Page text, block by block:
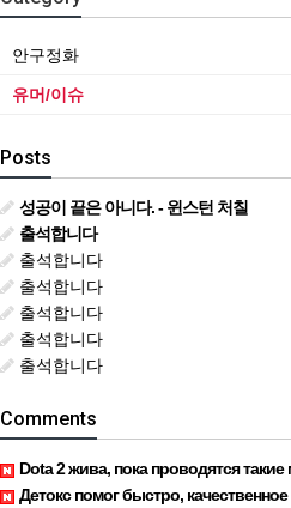
안구정화
유머/이슈
Posts
성공이 끝은 아니다. - 윈스턴 처칠
출석합니다
출석합니다
출석합니다
출석합니다
출석합니다
출석합니다
Comments
Dota 2 жива, пока проводятся такие
Детокс помог быстро, качественное лечение